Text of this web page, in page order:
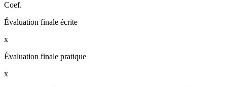
Coef.
Évaluation finale écrite
x
Évaluation finale pratique
x